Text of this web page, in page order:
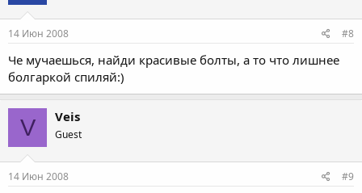
14 Июн 2008 #8
Че мучаешься, найди красивые болты, а то что лишнее
болгаркой спиляй:)
V Veis
Guest
14 Июн 2008 #9